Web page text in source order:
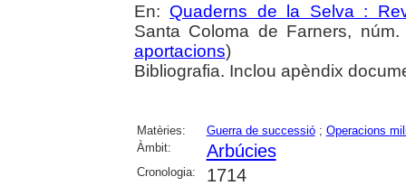
En: Quaderns de la Selva :
Santa Coloma de Farners,
aportacions)
Bibliografia. Inclou apèndix
Matèries: Guerra de successió; Operacions
Àmbit:
Arbúcies
Cronologia: 1714